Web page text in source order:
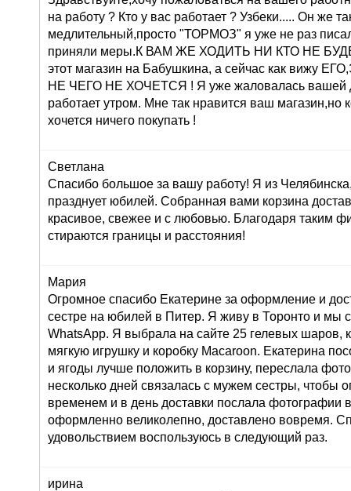
на работу ? Кто у вас работает ? Узбеки..... Он же
медлительный,просто "ТОРМОЗ" я уже не раз
приняли меры.К ВАМ ЖЕ ХОДИТЬ НИ КТО НЕ
этот магазин на Бабушкина, а сейчас как вижу
НЕ ЧЕГО НЕ ХОЧЕТСЯ ! Я уже жаловалась вашей
работает утром. Мне так нравится ваш магазин,но
хочется ничего покупать !
Светлана
Спасибо большое за вашу работу! Я из
празднует юбилей. Собранная вами корзина
красивое, свежее и с любовью. Благодаря таким
стираются границы и расстояния!
Мария
Огромное спасибо Екатерине за оформление и
сестре на юбилей в Питер. Я живу в Торонто и мы
WhatsApp. Я выбрала на сайте 25 гелевых шаров,
мягкую игрушку и коробку Macaroon. Екатерина
и ягоды лучше положить в корзину, переслала
несколько дней связалась с мужем сестры, чтобы
временем и в день доставки послала фотографии
оформленно великолепно, доставлено вовремя.
удовольствием воспользуюсь в следующий раз.
ирина